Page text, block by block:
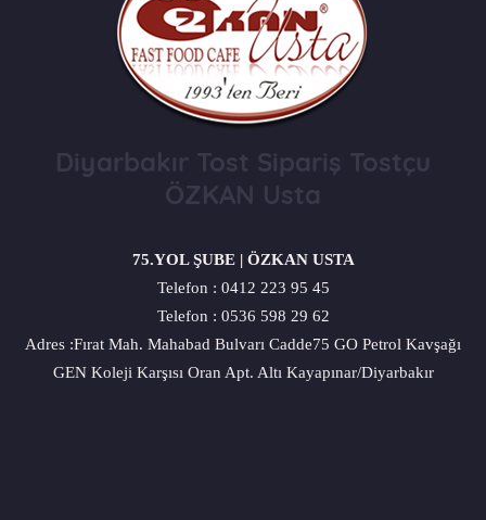
Diyarbakır Tost Sipariş Tostçu
ÖZKAN Usta
75.YOL ŞUBE | ÖZKAN USTA
Telefon : 0412 223 95 45
Telefon : 0536 598 29 62
Adres :Fırat Mah. Mahabad Bulvarı Cadde75 GO Petrol Kavşağı
GEN Koleji Karşısı Oran Apt. Altı Kayapınar/Diyarbakır